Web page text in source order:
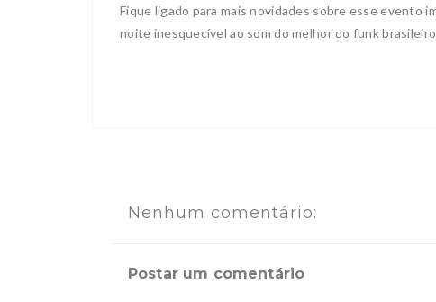
Fique ligado para mais novidades sobre esse evento
noite inesquecível ao som do melhor do funk
Nenhum comentário:
Postar um comentário